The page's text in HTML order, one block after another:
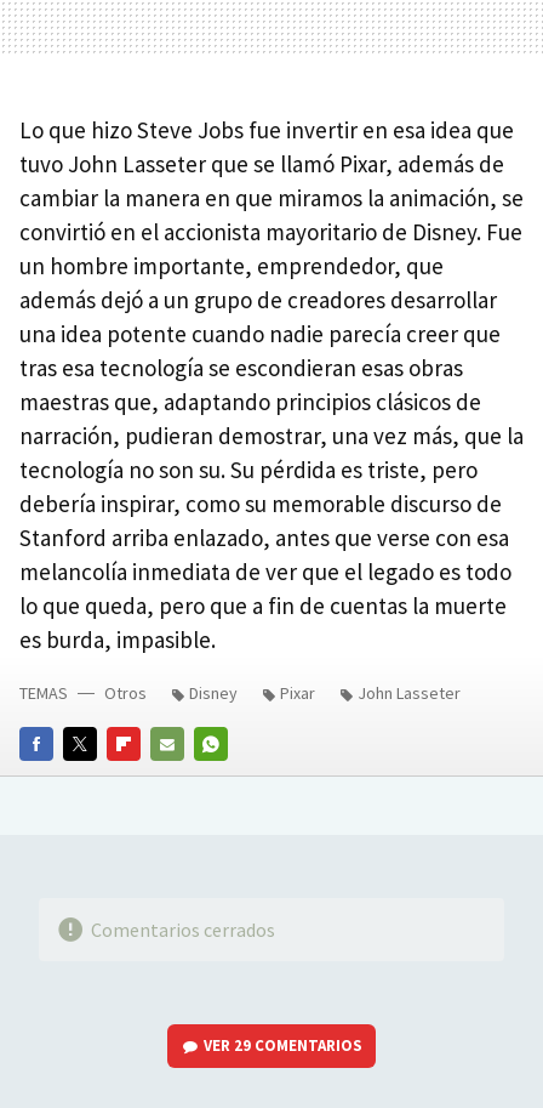
Lo que hizo Steve Jobs fue invertir en esa idea que
tuvo John Lasseter que se llamó Pixar, además de
cambiar la manera en que miramos la animación, se
convirtió en el accionista mayoritario de Disney. Fue
un hombre importante, emprendedor, que
además dejó a un grupo de creadores desarrollar
una idea potente cuando nadie parecía creer que
tras esa tecnología se escondieran esas obras
maestras que, adaptando principios clásicos de
narración, pudieran demostrar, una vez más, que la
tecnología no son su. Su pérdida es triste, pero
debería inspirar, como su memorable discurso de
Stanford arriba enlazado, antes que verse con esa
melancolía inmediata de ver que el legado es todo
lo que queda, pero que a fin de cuentas la muerte
es burda, impasible.
FACEBOOKTWITTERFLIPBOARD
E-
WHATSAPP
TEMAS Otros Disney Pixar John Lasseter
Comentarios cerrados
VER 29 COMENTARIOS